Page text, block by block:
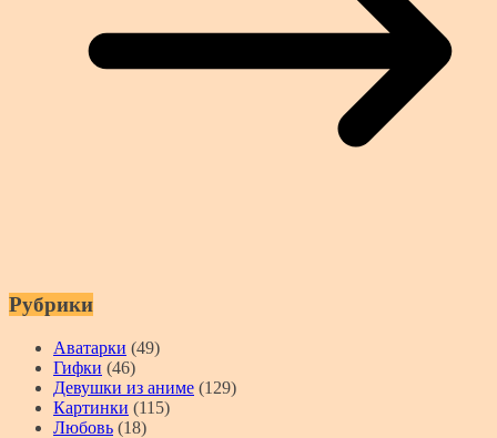
Рубрики
Аватарки (49)
Гифки (46)
Девушки из аниме (129)
Картинки (115)
Любовь (18)